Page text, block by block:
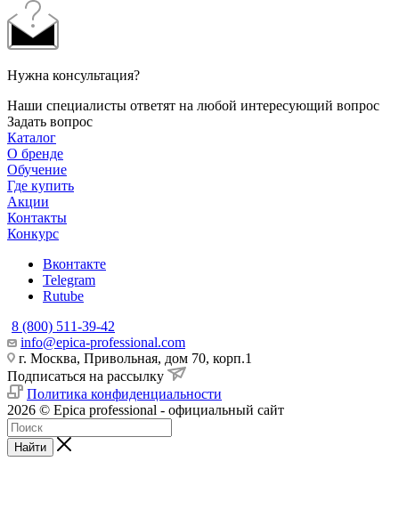
Нужна консультация?
Наши специалисты ответят на любой интересующий вопрос
Задать вопрос
Каталог
О бренде
Обучение
Где купить
Акции
Контакты
Конкурс
Вконтакте
Telegram
Rutube
8 (800) 511-39-42
info@epica-professional.com
г. Москва, Привольная, дом 70, корп.1
Подписаться на рассылку
Политика конфиденциальности
2026 © Epica professional - официальный сайт
Найти